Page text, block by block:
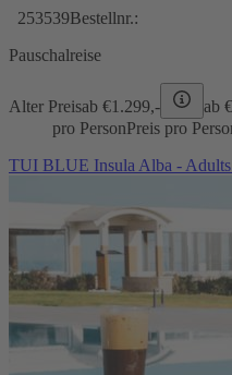
253539Bestellnr.:
Pauschalreise
Alter Preisab €1.299,- ab €
pro PersonPreis pro
TUI BLUE Insula Alba -